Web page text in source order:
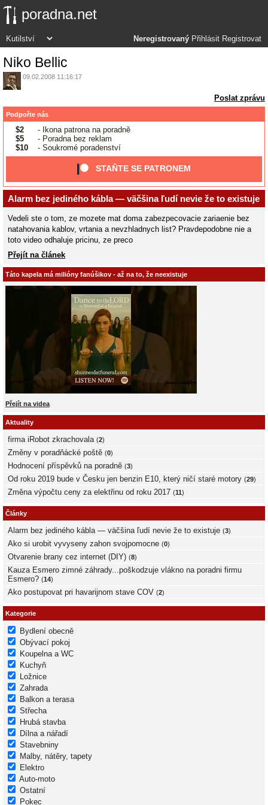
poradna.net
Neregistrovaný Přihlásit Registrovat
Niko Bellic
09.02.2008 11:16:17
Poslat zprávu
Podpořte nás
$2
- Ikona patrona na poradně
$5
- Poradna bez reklam
$10
- Soukromé poradenství
STAŇTE SE PATRONEM
Alarm bez jediného kábla — väčšina ľudí nevie že to existuje
Vedeli ste o tom, ze mozete mat doma zabezpecovacie zariaenie bez
natahovania kablov, vrtania a nevzhladnych list? Pravdepodobne nie a
toto video odhaluje pricinu, ze preco
Přejít na článek
Táto kapela má milióny fanúšikov - až na to, že neexistuje
Přejít na videa
Aktuality
firma iRobot zkrachovala (2)
Změny v poradňácké poště (0)
Hodnocení příspěvků na poradně (3)
Od roku 2019 bude v Česku jen benzin E10, který ničí staré motory (29)
Změna výpočtu ceny za elektřinu od roku 2017 (11)
Články
Alarm bez jediného kábla — väčšina ľudí nevie že to existuje (3)
Ako si urobit vyvyseny zahon svojpomocne (0)
Otvarenie brany cez internet (DIY) (8)
Kauza Esmero zimné záhrady...poškodzuje vlákno na poradni firmu
Esmero? (14)
Ako postupovat pri havarijnom stave COV (2)
Kategorie
Bydlení obecně
Obývací pokoj
Koupelna a WC
Kuchyň
Ložnice
Zahrada
Balkon a terasa
Střecha
Hrubá stavba
Dílna a nářadí
Stavebniny
Malby, nátěry, tapety
Elektro
Auto-moto
Ostatní
Pokec